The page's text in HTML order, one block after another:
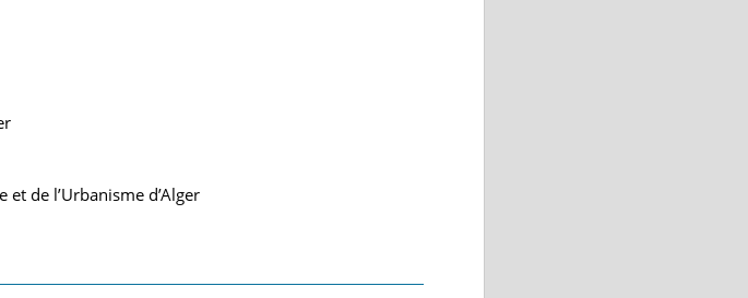
et de l’Urbanisme d’Alger